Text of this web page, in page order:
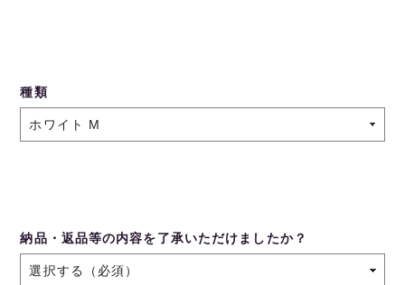
種類
納品・返品等の内容を了承いただけましたか？